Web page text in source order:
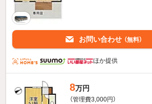
お問い合わせ （無料）
ほか提供
8万円
（管理費3,000円）